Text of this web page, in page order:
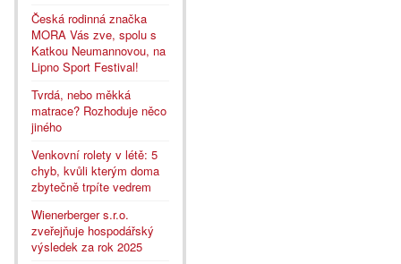
Česká rodinná značka
MORA Vás zve, spolu s
Katkou Neumannovou, na
Lipno Sport Festival!
Tvrdá, nebo měkká
matrace? Rozhoduje něco
jiného
Venkovní rolety v létě: 5
chyb, kvůli kterým doma
zbytečně trpíte vedrem
Wienerberger s.r.o.
zveřejňuje hospodářský
výsledek za rok 2025